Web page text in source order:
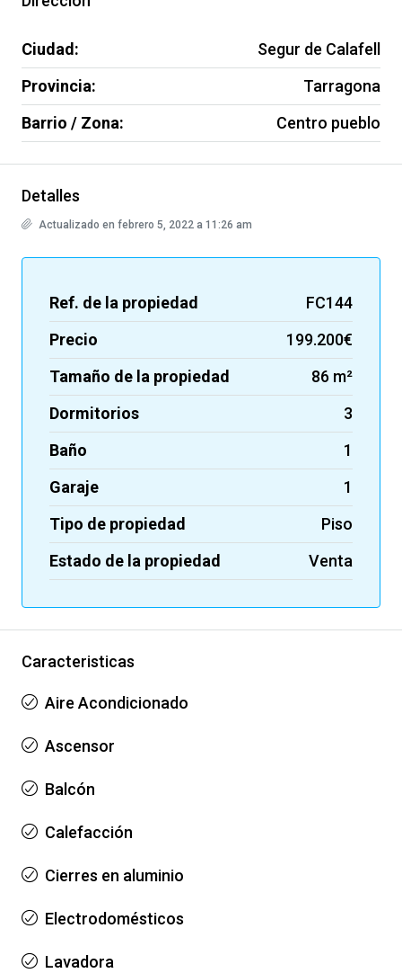
Ciudad:
Segur de Calafell
Provincia:
Tarragona
Barrio / Zona:
Centro pueblo
Detalles
Actualizado en febrero 5, 2022 a 11:26 am
Ref. de la propiedad
FC144
Precio
199.200€
Tamaño de la propiedad
86 m²
Dormitorios
3
Baño
1
Garaje
1
Tipo de propiedad
Piso
Estado de la propiedad
Venta
Caracteristicas
Aire Acondicionado
Ascensor
Balcón
Calefacción
Cierres en aluminio
Electrodomésticos
Lavadora